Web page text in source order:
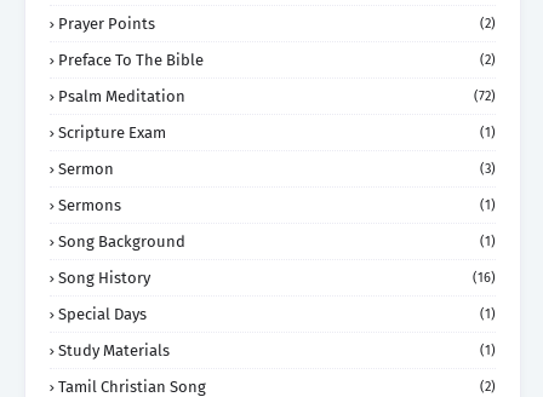
Prayer Points (2)
Preface To The Bible (2)
Psalm Meditation (72)
Scripture Exam (1)
Sermon (3)
Sermons (1)
Song Background (1)
Song History (16)
Special Days (1)
Study Materials (1)
Tamil Christian Song (2)